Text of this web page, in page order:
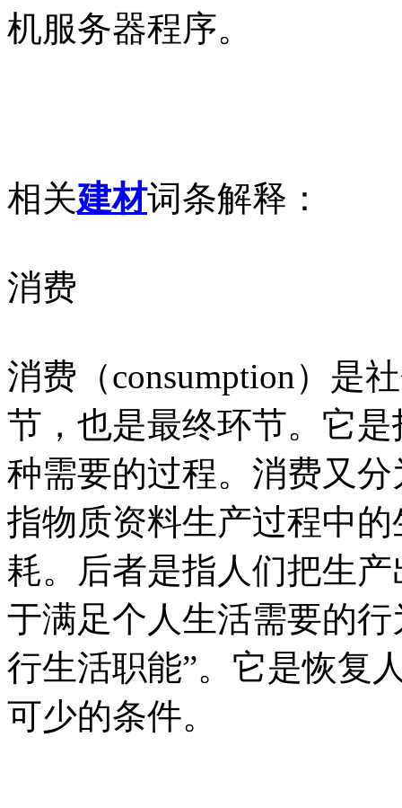
机服务器程序。
相关建材词条解释：
消费
消费（consumption）是
节，也是最终环节。它
种需要的过程。消费又
指物质资料生产过程中
耗。后者是指人们把生
于满足个人生活需要的
行生活职能”。它是恢复
可少的条件。